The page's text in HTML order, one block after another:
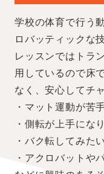
学校の体育で行う
ロバッティックな
レッスンではトラ
用しているので床
なく、安心してチ
・マット運動が苦
・側転が上手にな
・バク転してみた
・アクロバットや